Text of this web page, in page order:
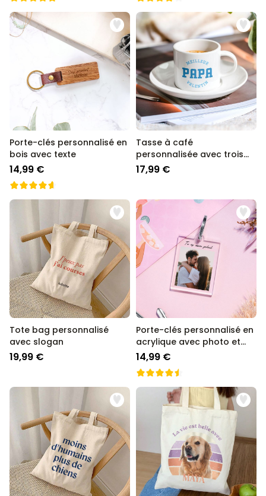
Porte-clés personnalisé en
bois avec texte
14,99 €
Tasse à café
personnalisée avec trois
lignes
17,99 €
Tote bag personnalisé
avec slogan
19,99 €
Porte-clés personnalisé en
acrylique avec photo et
texte
14,99 €